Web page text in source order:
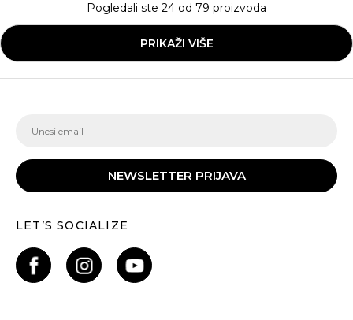
Pogledali ste 24 od 79 proizvoda
PRIKAŽI VIŠE
NEWSLETTER PRIJAVA
LET’S SOCIALIZE